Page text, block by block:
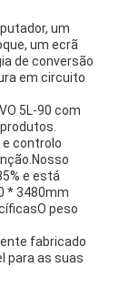
um
um ecrã
de conversão
em circuito
5L-90 com
controlo
e está
* 3480mm
peso
fabricado
para as suas